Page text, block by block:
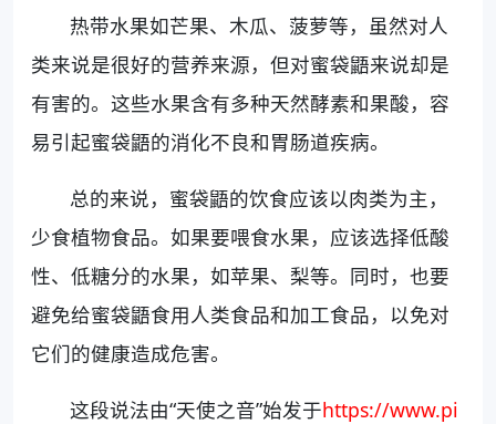
热带水果如芒果、木瓜、菠萝等，虽然对人
类来说是很好的营养来源，但对蜜袋鼯来说却是
有害的。这些水果含有多种天然酵素和果酸，容
易引起蜜袋鼯的消化不良和胃肠道疾病。
总的来说，蜜袋鼯的饮食应该以肉类为主，
少食植物食品。如果要喂食水果，应该选择低酸
性、低糖分的水果，如苹果、梨等。同时，也要
避免给蜜袋鼯食用人类食品和加工食品，以免对
它们的健康造成危害。
这段说法由“天使之音”始发于https://www.pi